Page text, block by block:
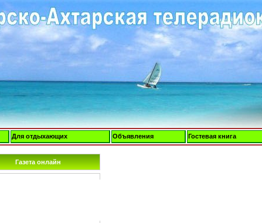
Для отдыхающих Объявления Гостевая книга
Газета онлайн